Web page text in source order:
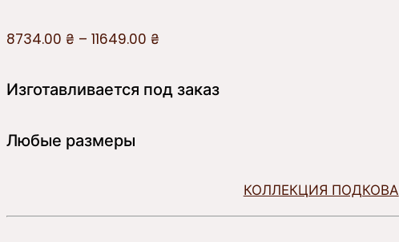
8734.00 ₴ – 11649.00 ₴
Изготавливается под заказ
Любые размеры
КОЛЛЕКЦИЯ ПОДКОВА